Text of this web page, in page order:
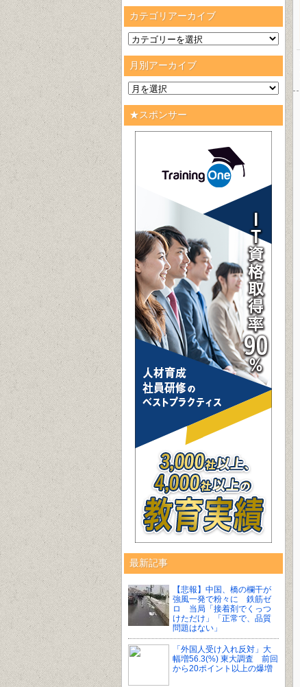
カテゴリアーカイブ
月別アーカイブ
★スポンサー
最新記事
【悲報】中国、橋の欄干が
強風一発で粉々に 鉄筋ゼ
ロ 当局「接着剤でくっつ
けただけ」「正常で、品質
問題はない」
「外国人受け入れ反対」大
幅増56.3(%) 東大調査 前回
から20ポイント以上の爆増